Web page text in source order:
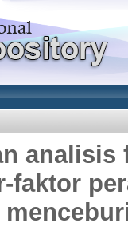
faktor